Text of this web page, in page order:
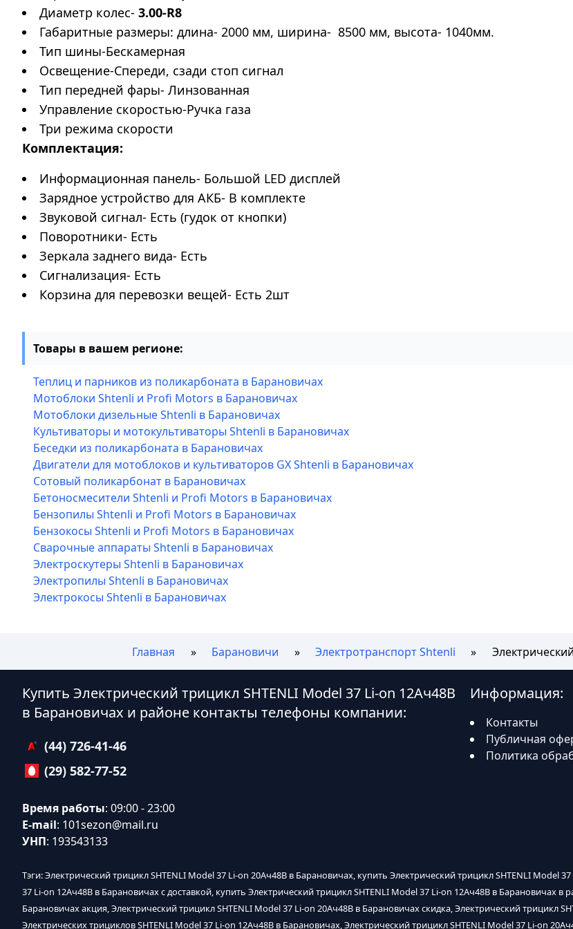
Диаметр колес- 3.00-R8
Габаритные размеры: длина- 2000 мм, ширина- 8500 мм, высота- 1040мм.
Тип шины-Бескамерная
Освещение-Спереди, сзади стоп сигнал
Тип передней фары- Линзованная
Управление скоростью-Ручка газа
Три режима скорости
Комплектация:
Информационная панель- Большой LED дисплей
Зарядное устройство для АКБ- В комплекте
Звуковой сигнал- Есть (гудок от кнопки)
Поворотники- Есть
Зеркала заднего вида- Есть
Сигнализация- Есть
Корзина для перевозки вещей- Есть 2шт
Товары в вашем регионе:
Теплиц и парников из поликарбоната в Барановичах
Мотоблоки Shtenli и Profi Motors в Барановичах
Мотоблоки дизельные Shtenli в Барановичах
Культиваторы и мотокультиваторы Shtenli в Барановичах
Беседки из поликарбоната в Барановичах
Двигатели для мотоблоков и культиваторов GX Shtenli в Барановичах
Сотовый поликарбонат в Барановичах
Бетоносмесители Shtenli и Profi Motors в Барановичах
Бензопилы Shtenli и Profi Motors в Барановичах
Бензокосы Shtenli и Profi Motors в Барановичах
Сварочные аппараты Shtenli в Барановичах
Электроскутеры Shtenli в Барановичах
Электропилы Shtenli в Барановичах
Электрокосы Shtenli в Барановичах
Главная Барановичи Электротранспорт Shtenli
Купить Электрический трицикл SHTENLI Model 37 Li-on 12Ач48В
в Барановичах и районе контакты телефоны компании:
(44) 726-41-46
(29) 582-77-52
Время работы: 09:00 - 23:00
E-mail: 101sezon@mail.ru
УНП: 193543133
Информация:
Контакты
Публичная
Политика
Тэги: Электрический трицикл SHTENLI Model 37 Li-on 20Ач48В в Барановичах, купить Электрический трицикл SHTENLI Model
37 Li-on 12Ач48В в Барановичах с доставкой, купить Электрический трицикл SHTENLI Model 37 Li-on 12Ач48В в Барановичах в
Барановичах акция, Электрический трицикл SHTENLI Model 37 Li-on 20Ач48В в Барановичах скидка, Электрический трицикл
Электрических трициклов SHTENLI Model 37 Li-on 12Ач48В в Барановичах, Электрический трицикл SHTENLI Model 37 Li-on